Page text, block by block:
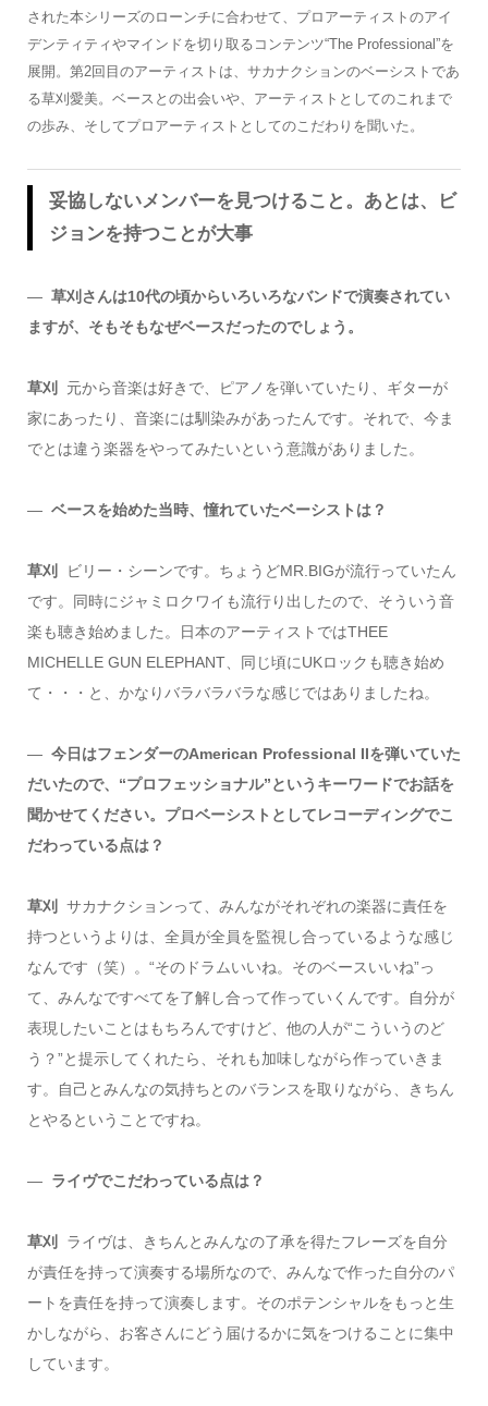
された本シリーズのローンチに合わせて、プロアーティストのアイ
デンティティやマインドを切り取るコンテンツ“The Professional”を
展開。第2回目のアーティストは、サカナクションのベーシストであ
る草刈愛美。ベースとの出会いや、アーティストとしてのこれまで
の歩み、そしてプロアーティストとしてのこだわりを聞いた。
妥協しないメンバーを見つけること。あとは、ビ
ジョンを持つことが大事
― 草刈さんは10代の頃からいろいろなバンドで演奏されてい
ますが、そもそもなぜベースだったのでしょう。
草刈 元から音楽は好きで、ピアノを弾いていたり、ギターが
家にあったり、音楽には馴染みがあったんです。それで、今ま
でとは違う楽器をやってみたいという意識がありました。
― ベースを始めた当時、憧れていたベーシストは？
草刈
ビリー・シーンです。ちょうどMR.BIGが流行っていたん
です。同時にジャミロクワイも流行り出したので、そういう音
楽も聴き始めました。日本のアーティストではTHEE
MICHELLE GUN ELEPHANT、同じ頃にUKロックも聴き始め
て・・・と、かなりバラバラバラな感じではありましたね。
― 今日はフェンダーのAmerican Professional IIを弾いていた
だいたので、“プロフェッショナル”というキーワードでお話を
聞かせてください。プロベーシストとしてレコーディングでこ
だわっている点は？
草刈 サカナクションって、みんながそれぞれの楽器に責任を
持つというよりは、全員が全員を監視し合っているような感じ
なんです（笑）。“そのドラムいいね。そのベースいいね”っ
て、みんなですべてを了解し合って作っていくんです。自分が
表現したいことはもちろんですけど、他の人が“こういうのど
う？”と提示してくれたら、それも加味しながら作っていきま
す。自己とみんなの気持ちとのバランスを取りながら、きちん
とやるということですね。
― ライヴでこだわっている点は？
草刈 ライヴは、きちんとみんなの了承を得たフレーズを自分
が責任を持って演奏する場所なので、みんなで作った自分のパ
ートを責任を持って演奏します。そのポテンシャルをもっと生
かしながら、お客さんにどう届けるかに気をつけることに集中
しています。